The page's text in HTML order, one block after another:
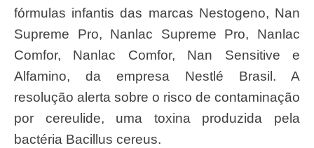
fórmulas infantis das marcas Nestogeno, Nan
Supreme Pro, Nanlac Supreme Pro, Nanlac
Comfor, Nanlac Comfor, Nan Sensitive e
Alfamino, da empresa Nestlé Brasil. A
resolução alerta sobre o risco de contaminação
por cereulide, uma toxina produzida pela
bactéria Bacillus cereus.